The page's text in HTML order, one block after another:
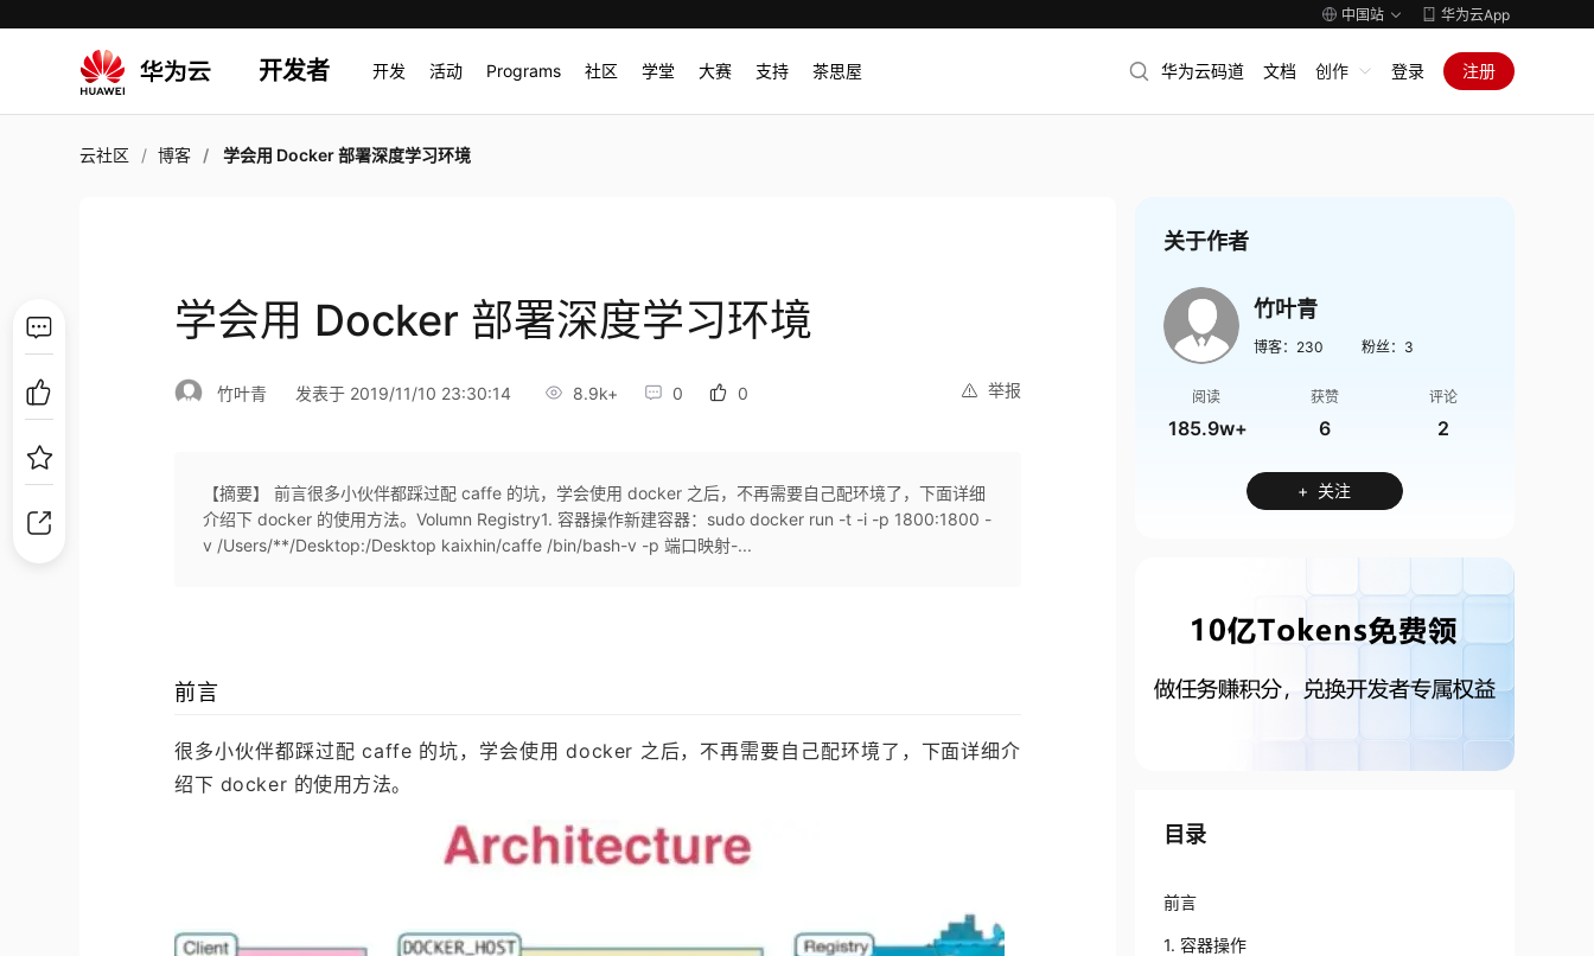
中国站 华为云App
开发者 开发 活动 Programs 社区 学堂 大赛 支持 茶思屋 华为云码道 文档 创作 登录 注册
云社区 博客 学会用 Docker 部署深度学习环境
学会用 Docker 部署深度学习环境
举报
竹叶青 发表于 2019/11/10 23:30:14 8.9k+ 0 0
【摘要】 前言很多小伙伴都踩过配 caffe 的坑，学会使用 docker 之后，不再需要自己配环境了，下面详细
介绍下 docker 的使用方法。Volumn Registry1. 容器操作新建容器：sudo docker run -t -i -p 1800:1800 -
v /Users/**/Desktop:/Desktop kaixhin/caffe /bin/bash-v -p 端口映射-...
前言
很多小伙伴都踩过配 caffe 的坑，学会使用 docker 之后，不再需要自己配环境了，下面详细介
绍下 docker 的使用方法。
关于作者
竹叶青
博客： 230 粉丝： 3
阅读
185.9w+
获赞
6
评论
2
+ 关注
目录
前言
1. 容器操作